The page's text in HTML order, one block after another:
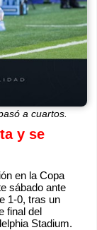
a cuartos.
y se
en la Copa
sábado ante
1-0, tras un
final del
Stadium.